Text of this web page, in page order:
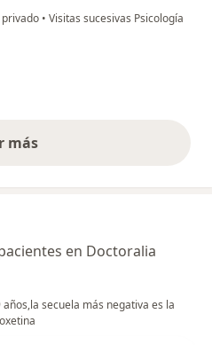
• Visitas sucesivas Psicología
más
opiniones anteriores
en Doctoralia
secuela más negativa es la